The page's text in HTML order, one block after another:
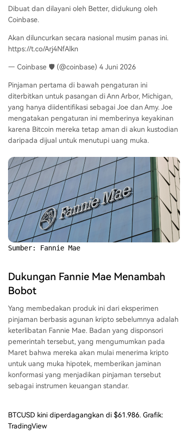
Dibuat dan dilayani oleh Better, didukung oleh
Coinbase.
Akan diluncurkan secara nasional musim panas ini.
https://t.co/Arj4NfAlkn
— Coinbase 🛡️ (@coinbase) 4 Juni 2026
Pinjaman pertama di bawah pengaturan ini
diterbitkan untuk pasangan di Ann Arbor, Michigan,
yang hanya diidentifikasi sebagai Joe dan Amy. Joe
mengatakan pengaturan ini memberinya keyakinan
karena Bitcoin mereka tetap aman di akun kustodian
daripada dijual untuk menutupi uang muka.
Sumber: Fannie Mae
Dukungan Fannie Mae Menambah
Bobot
Yang membedakan produk ini dari eksperimen
pinjaman berbasis agunan kripto sebelumnya adalah
keterlibatan Fannie Mae. Badan yang disponsori
pemerintah tersebut, yang mengumumkan pada
Maret bahwa mereka akan mulai menerima kripto
untuk uang muka hipotek, memberikan jaminan
konformasi yang menjadikan pinjaman tersebut
sebagai instrumen keuangan standar.
BTCUSD kini diperdagangkan di $61.986. Grafik:
TradingView